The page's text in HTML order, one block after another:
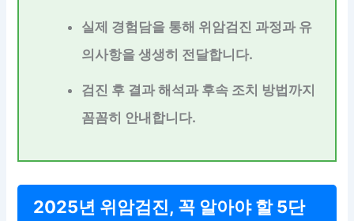
실제 경험담을 통해 위암검진 과정과 유
의사항을 생생히 전달합니다.
검진 후 결과 해석과 후속 조치 방법까지
꼼꼼히 안내합니다.
2025년 위암검진, 꼭 알아야 할 5단